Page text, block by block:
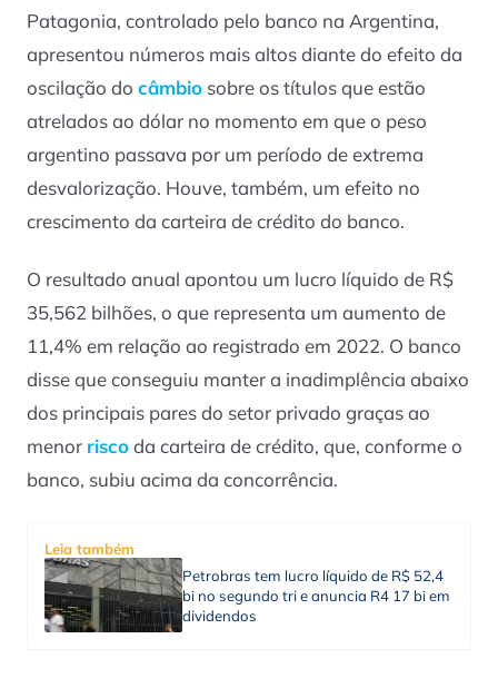
Patagonia, controlado pelo banco na Argentina,
apresentou números mais altos diante do efeito da
oscilação do câmbio sobre os títulos que estão
atrelados ao dólar no momento em que o peso
argentino passava por um período de extrema
desvalorização. Houve, também, um efeito no
crescimento da carteira de crédito do banco.
O resultado anual apontou um lucro líquido de R$
35,562 bilhões, o que representa um aumento de
11,4% em relação ao registrado em 2022. O banco
disse que conseguiu manter a inadimplência abaixo
dos principais pares do setor privado graças ao
menor riscoda carteira de crédito, que, conforme o
banco, subiu acima da concorrência.
Leia também
Petrobras tem lucro líquido de R$ 52,4
bi no segundo tri e anuncia R4 17 bi em
dividendos